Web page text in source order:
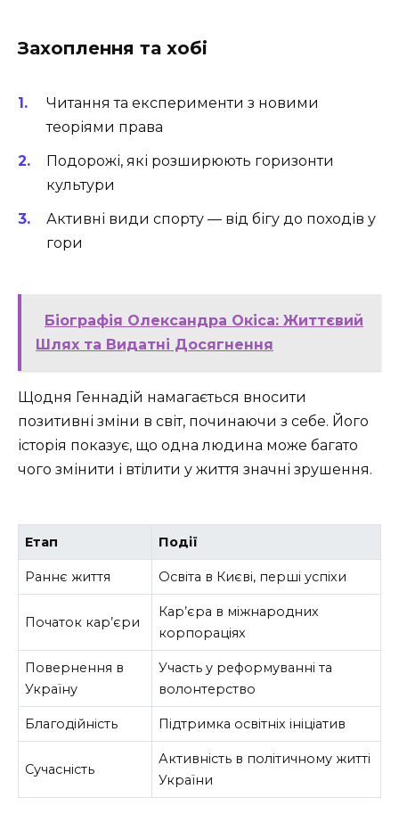
Захоплення та хобі
Читання та експерименти з новими
теоріями права
Подорожі, які розширюють горизонти
культури
Активні види спорту — від бігу до походів у
гори
Біографія Олександра Окіса: Життєвий
Шлях та Видатні Досягнення
Щодня Геннадій намагається вносити
позитивні зміни в світ, починаючи з себе. Його
історія показує, що одна людина може багато
чого змінити і втілити у життя значні зрушення.
Етап Події
Раннє життя Освіта в Києві, перші успіхи
Початок кар’єри
Кар’єра в міжнародних
корпораціях
Повернення в
Україну
Участь у реформуванні та
волонтерство
Благодійність Підтримка освітніх ініціатив
Сучасність
Активність в політичному житті
України